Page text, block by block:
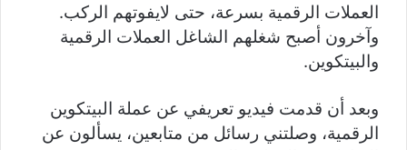
العملات الرقمية بسرعة، حتى لايفوتهم الركب.
وآخرون أصبح شغلهم الشاغل العملات الرقمية
والبيتكوين.
وبعد أن قدمت فيديو تعريفي عن عملة البيتكوين
الرقمية، وصلتني رسائل من متابعين، يسألون عن